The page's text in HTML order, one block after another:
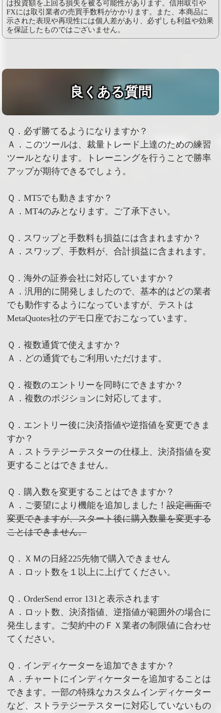
は投資額を上回る損失を被る可能性があります。信用取引や
FXには取引業者の売買手数料がかかります。また、本商品に
示された表現や再現性には個人差があり、必ずしも利益や効果
を保証したものではございません。
良くある質問
Ｑ．必ず勝てるようになりますか？
Ａ．このツールは、裁量トレード上達のための練習
ツールとなります。トレーニングを行うことで勝率
アップが期待できるでしょう。
Ｑ．MT5でも動きますか？
Ａ．MT4のみとなります。ご了承下さい。
Ｑ．スワップと手数料も損益には含まれますか？
Ａ．スワップ、手数料が、合計損益に含まれます。
Ｑ．海外の証券会社に対応していますか？
Ａ．汎用的に開発しましたので、基本的はどの業者
でも動作するようになっていますが、テストは
MetaQuotes社のデモ口座でおこなっています。
Ｑ．複数通貨で使えますか？
Ａ．どの通貨でもご利用いただけます。
Ｑ．複数のエントリーを同時にできますか？
Ａ．複数のポジションに対応してます。
Ｑ．エントリー後に決済指値や逆指値を変更できま
すか？
Ａ．ストラテジーテスターの仕様上、決済指値を変
更することはできません。
Ｑ．購入数を変更することはできますか？
Ａ．ご要望により機能を追加しました！設定画面で
変更できますが、スタート後に購入数量を変更する
ことはできません。
Ｑ．ＸＭの日経225先物で購入できません
Ａ．ロット数を１以上に上げてください。
Ｑ．OrderSend error 131と表示されます
Ａ．ロット数、決済指値、逆指値が範囲外の場合に
発生します。ご契約中のＦＸ業者の制限値に合わせ
てください。
Ｑ．インディケーターを追加できますか？
Ａ．チャートにインディケーターを追加することは
できます。一部の特殊なカスタムインディケーター
など、ストラテジーテスターに対応していないもの